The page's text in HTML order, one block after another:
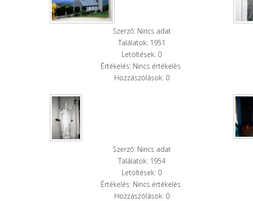
Szerző: Nincs adat
Találatok: 1951
Letöltések: 0
Értékelés: Nincs értékelés
Hozzászólások: 0
Szerző: Nincs adat
Találatok: 1954
Letöltések: 0
Értékelés: Nincs értékelés
Hozzászólások: 0